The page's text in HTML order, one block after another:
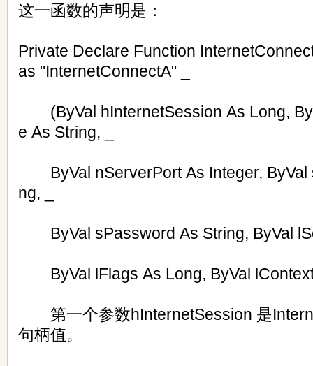
这一函数的声明是：
Private Declare Function
as "InternetConnectA" _
(ByVal hInternetSession As Long,
e As String, _
ByVal nServerPort As Integer, ByVal
ng, _
ByVal sPassword As String, ByVal
ByVal lFlags As Long, ByVal
第一个参数hInternetSession 是
句柄值。